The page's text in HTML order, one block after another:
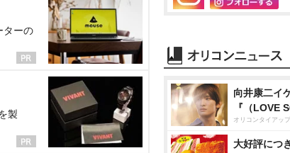
ターの
製
向井康二イ
『（LOVE
オリコンタイアッ
大好評につ